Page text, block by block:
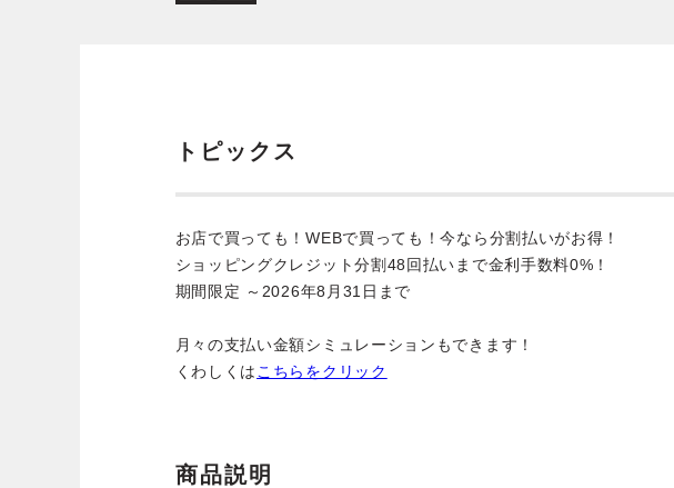
トピックス
お店で買っても！WEBで買っても！今なら分割払いがお得！
ショッピングクレジット分割48回払いまで金利手数料0%！
期間限定 ～2026年8月31日まで
月々の支払い金額シミュレーションもできます！
くわしくは こちらをクリック
商品説明